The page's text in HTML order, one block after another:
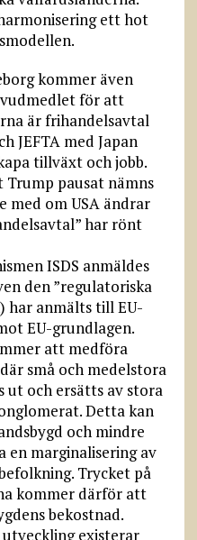
ett hot
kommer även
för att
är frihandelsavtal
JEFTA med Japan
tillväxt och jobb.
Trump pausat nämns
med om USA ändrar
har rönt
ISDS anmäldes
den ”regulatoriska
har anmälts till EU-
EU-grundlagen.
att medföra
små och medelstora
ut och ersätts av stora
Detta kan
och mindre
marginalisering av
Trycket på
kommer därför att
bekostnad.
existerar